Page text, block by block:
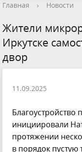
Главная › Новости
Жители
Иркутске
двор
11.09.2025
инициировали
протяжении
в порядок пустую